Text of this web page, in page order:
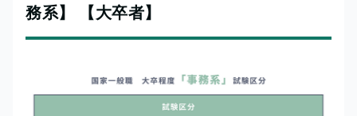
務系】 【大卒者】